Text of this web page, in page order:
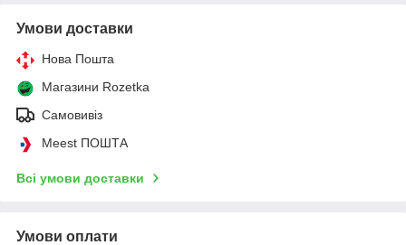
Умови доставки
Нова Пошта
Магазини Rozetka
Самовивіз
Meest ПОШТА
Всі умови доставки
Умови оплати